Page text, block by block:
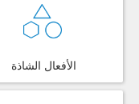
الأفعال الشاذة